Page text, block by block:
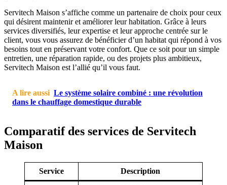
Servitech Maison s’affiche comme un partenaire de choix pour ceux
qui désirent maintenir et améliorer leur habitation. Grâce à leurs
services diversifiés, leur expertise et leur approche centrée sur le
client, vous vous assurez de bénéficier d’un habitat qui répond à vos
besoins tout en préservant votre confort. Que ce soit pour un simple
entretien, une réparation rapide, ou des projets plus ambitieux,
Servitech Maison est l’allié qu’il vous faut.
A lire aussi Le système solaire combiné : une révolution
dans le chauffage domestique durable
Comparatif des services de Servitech
Maison
Service Description